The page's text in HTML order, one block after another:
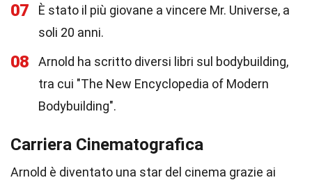
07
È stato il più giovane a vincere Mr. Universe, a
soli 20 anni.
08
Arnold ha scritto diversi libri sul bodybuilding,
tra cui "The New Encyclopedia of Modern
Bodybuilding".
Carriera Cinematografica
Arnold è diventato una star del cinema grazie ai